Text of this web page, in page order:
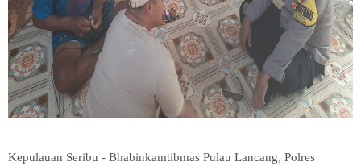
Kepulauan Seribu - Bhabinkamtibmas Pulau Lancang, Polres